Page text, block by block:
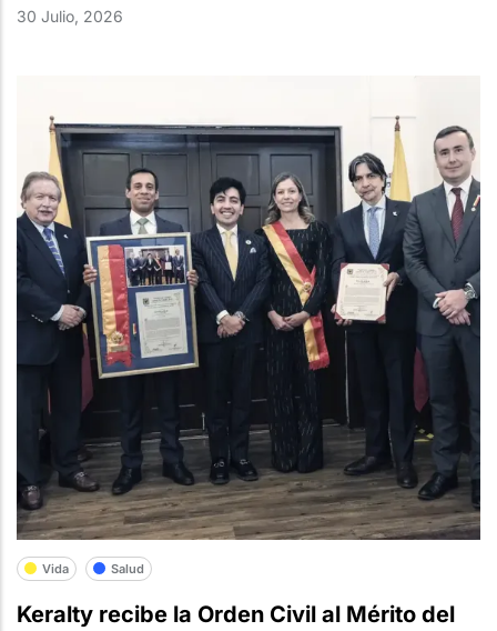
30 Julio, 2026
Vida Salud
Keralty recibe la Orden Civil al Mérito del